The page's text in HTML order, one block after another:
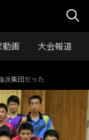
動画 大会報道
派集団だった